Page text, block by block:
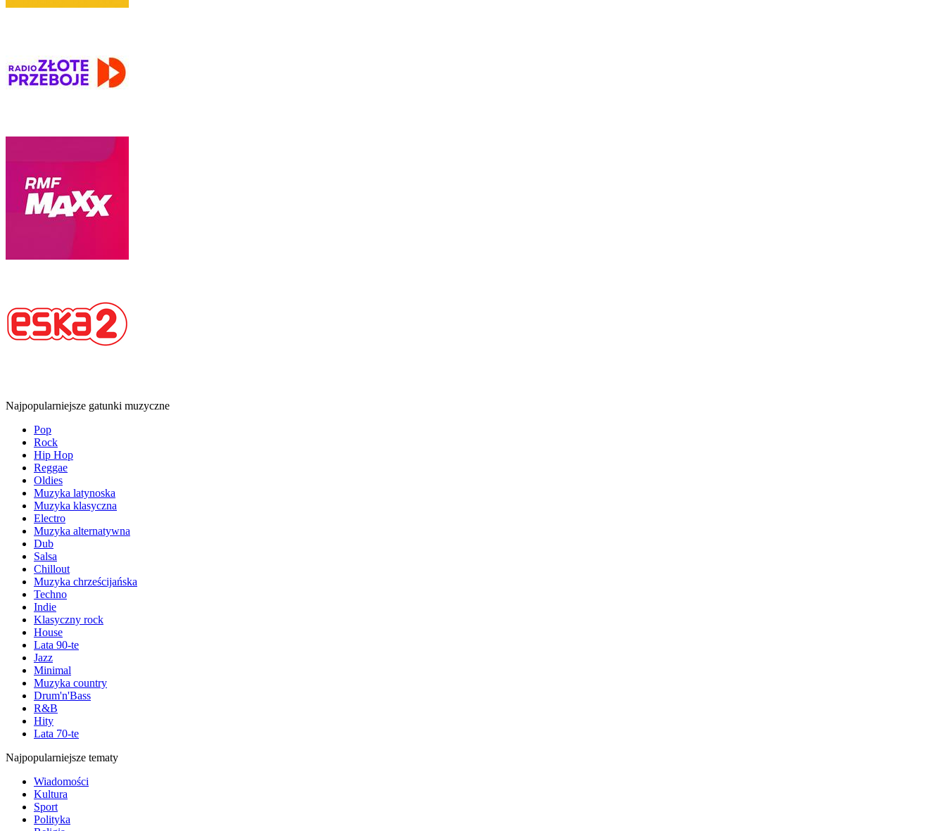
Najpopularniejsze gatunki muzyczne
Pop
Rock
Hip Hop
Reggae
Oldies
Muzyka latynoska
Muzyka klasyczna
Electro
Muzyka alternatywna
Dub
Salsa
Chillout
Muzyka chrześcijańska
Techno
Indie
Klasyczny rock
House
Lata 90-te
Jazz
Minimal
Muzyka country
Drum'n'Bass
R&B
Hity
Lata 70-te
Najpopularniejsze tematy
Wiadomości
Kultura
Sport
Polityka